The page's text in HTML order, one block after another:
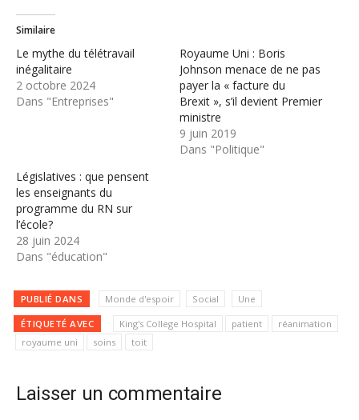
Similaire
Le mythe du télétravail
inégalitaire
2 octobre 2024
Dans "Entreprises"
Royaume Uni : Boris
Johnson menace de ne pas
payer la « facture du
Brexit », s’il devient Premier
ministre
9 juin 2019
Dans "Politique"
Législatives : que pensent
les enseignants du
programme du RN sur
l’école?
28 juin 2024
Dans "éducation"
PUBLIÉ DANS Monde d'espoir Social Une
ÉTIQUETÉ AVEC King's College Hospital patient
réanimation
royaume uni
soins toit
Laisser un commentaire